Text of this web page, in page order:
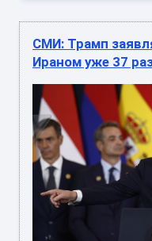
СМИ: Трамп
Ираном уже 37